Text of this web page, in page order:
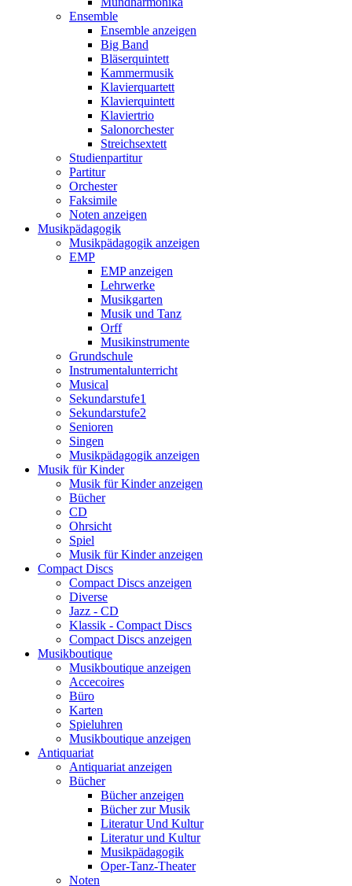
Ensemble
Ensemble anzeigen
Big Band
Bläserquintett
Kammermusik
Klavierquartett
Klavierquintett
Klaviertrio
Salonorchester
Streichsextett
Studienpartitur
Partitur
Orchester
Faksimile
Noten anzeigen
Musikpädagogik
Musikpädagogik anzeigen
EMP
EMP anzeigen
Lehrwerke
Musikgarten
Musik und Tanz
Orff
Musikinstrumente
Grundschule
Instrumentalunterricht
Musical
Sekundarstufe1
Sekundarstufe2
Senioren
Singen
Musikpädagogik anzeigen
Musik für Kinder
Musik für Kinder anzeigen
Bücher
CD
Ohrsicht
Spiel
Musik für Kinder anzeigen
Compact Discs
Compact Discs anzeigen
Diverse
Jazz - CD
Klassik - Compact Discs
Compact Discs anzeigen
Musikboutique
Musikboutique anzeigen
Accecoires
Büro
Karten
Spieluhren
Musikboutique anzeigen
Antiquariat
Antiquariat anzeigen
Bücher
Bücher anzeigen
Bücher zur Musik
Literatur Und Kultur
Literatur und Kultur
Musikpädagogik
Oper-Tanz-Theater
Noten